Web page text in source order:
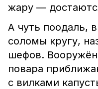
жару —
А чуть поодаль,
соломы кругу,
шефов.
повара
с вилками